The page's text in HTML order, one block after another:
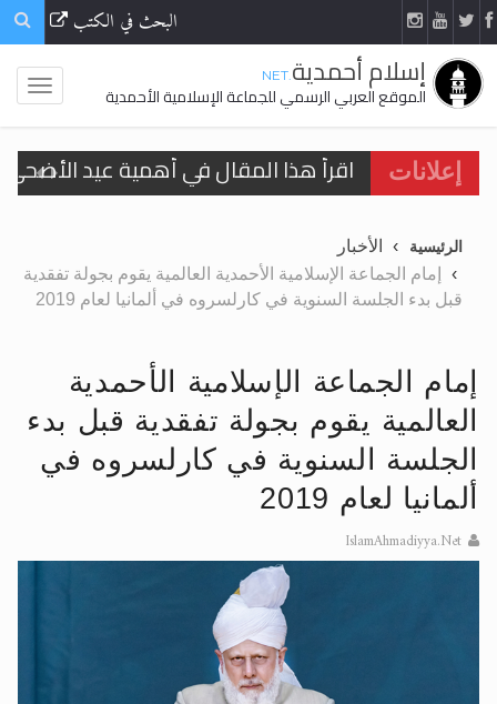
البحث في الكتب
إسلام أحمدية.NET
الموقع العربي الرسمي للجماعة الإسلامية الأحمدية
إعلانات
اقرأ هذا المقال في أهمية عيد
تعميم هامّ لأفراد الجماعة >> المزيد
تعميم هامّ لأفراد الجماعة >> المزيد
اقرأ هذا الكتاب وتعرّف على حقيقة
الحجّ.. دلالات، حِكم، وأهداف >> المزيد
اقرأ هذا المقال في أهمية عيد
الرئيسية
الأخبار
إمام الجماعة الإسلامية الأحمدية العالمية يقوم بجولة تفقدية
قبل بدء الجلسة السنوية في كارلسروه في ألمانيا لعام 2019
إمام الجماعة الإسلامية الأحمدية
العالمية يقوم بجولة تفقدية قبل بدء
الجلسة السنوية في كارلسروه في
ألمانيا لعام 2019
IslamAhmadiyya.Net